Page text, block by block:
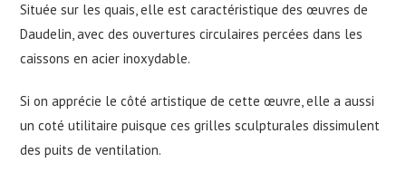
Située sur les quais, elle est caractéristique des œuvres de
Daudelin, avec des ouvertures circulaires percées dans les
caissons en acier inoxydable.
Si on apprécie le côté artistique de cette œuvre, elle a aussi
un coté utilitaire puisque ces grilles sculpturales dissimulent
des puits de ventilation.